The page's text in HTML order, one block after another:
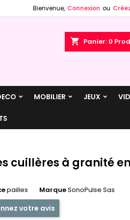
Bienvenue, Connexion ou
shopping_cart Panier: 0
MOBILIER JEUX
cuillères à granité
pailles MarqueSonoPulse Sas
votre avis